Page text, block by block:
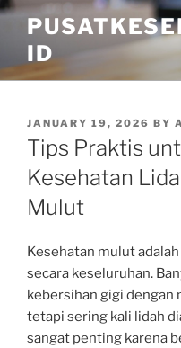
Skip
content
ID
POSTED
ON
JANUARY 19, 2026 BY
Tips Praktis
Kesehatan
Mulut
Kesehatan mulut
secara keseluruhan.
kebersihan gigi dengan
tetapi sering kali lidah
sangat penting karena